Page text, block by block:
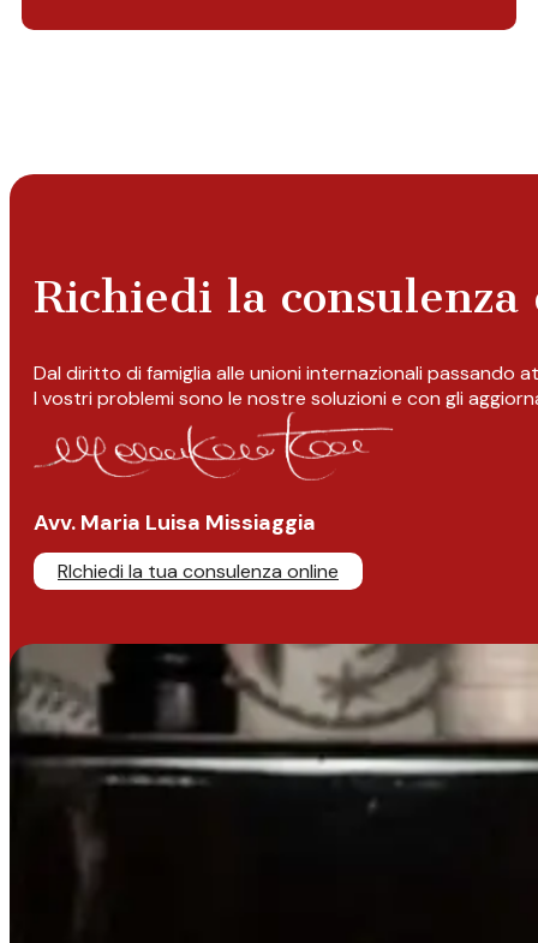
Richiedi la
Dal diritto di famiglia alle unioni internazionali passando
I vostri problemi sono le nostre soluzioni e con gli
Avv. Maria Luisa Missiaggia
RIchiedi la tua consulenza online